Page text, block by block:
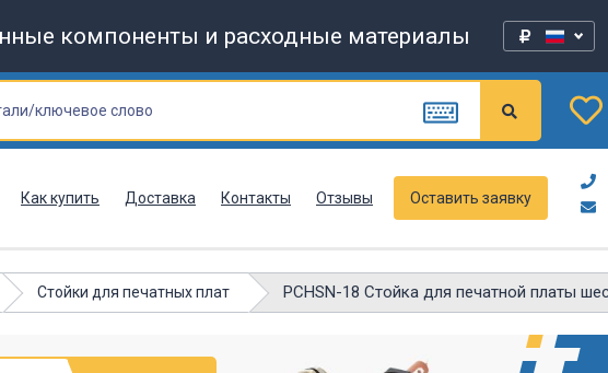
компоненты и расходные материалы
Как купить Доставка Контакты Отзывы Оставить заявку
Стойки для печатных плат PCHSN-18 Стойка для печатной платы